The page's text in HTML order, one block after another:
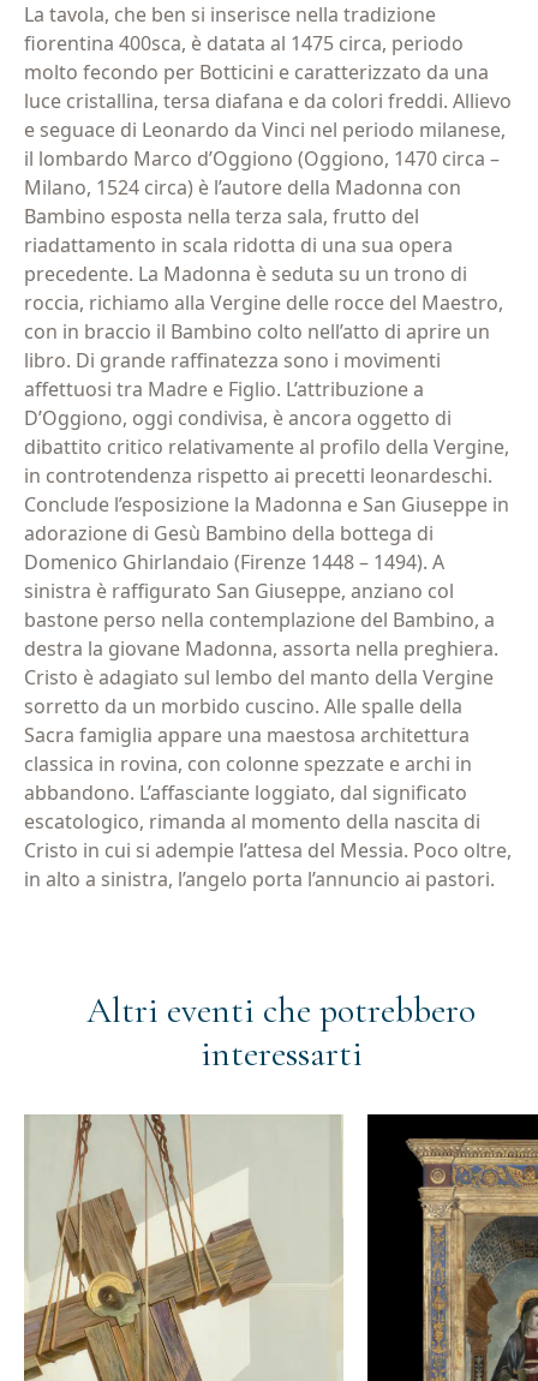
La tavola, che ben si inserisce nella tradizione
fiorentina 400sca, è datata al 1475 circa, periodo
molto fecondo per Botticini e caratterizzato da una
luce cristallina, tersa diafana e da colori freddi. Allievo
e seguace di Leonardo da Vinci nel periodo milanese,
il lombardo Marco d’Oggiono (Oggiono, 1470 circa –
Milano, 1524 circa) è l’autore della Madonna con
Bambino esposta nella terza sala, frutto del
riadattamento in scala ridotta di una sua opera
precedente. La Madonna è seduta su un trono di
roccia, richiamo alla Vergine delle rocce del Maestro,
con in braccio il Bambino colto nell’atto di aprire un
libro. Di grande raffinatezza sono i movimenti
affettuosi tra Madre e Figlio. L’attribuzione a
D’Oggiono, oggi condivisa, è ancora oggetto di
dibattito critico relativamente al profilo della Vergine,
in controtendenza rispetto ai precetti leonardeschi.
Conclude l’esposizione la Madonna e San Giuseppe in
adorazione di Gesù Bambino della bottega di
Domenico Ghirlandaio (Firenze 1448 – 1494). A
sinistra è raffigurato San Giuseppe, anziano col
bastone perso nella contemplazione del Bambino, a
destra la giovane Madonna, assorta nella preghiera.
Cristo è adagiato sul lembo del manto della Vergine
sorretto da un morbido cuscino. Alle spalle della
Sacra famiglia appare una maestosa architettura
classica in rovina, con colonne spezzate e archi in
abbandono. L’affasciante loggiato, dal significato
escatologico, rimanda al momento della nascita di
Cristo in cui si adempie l’attesa del Messia. Poco oltre,
in alto a sinistra, l’angelo porta l’annuncio ai pastori.
Altri eventi che potrebbero
interessarti
Iscriviti alla newsletter
Email(Obbligatorio)
Privacy
(Obbligatorio)
Acconsento al trattamento dei dati personali
(Obbligatorio)